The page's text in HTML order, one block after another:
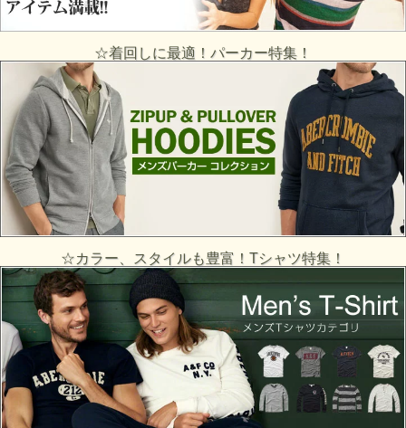
☆着回しに最適！パーカー特集！
☆カラー、スタイルも豊富！Tシャツ特集！